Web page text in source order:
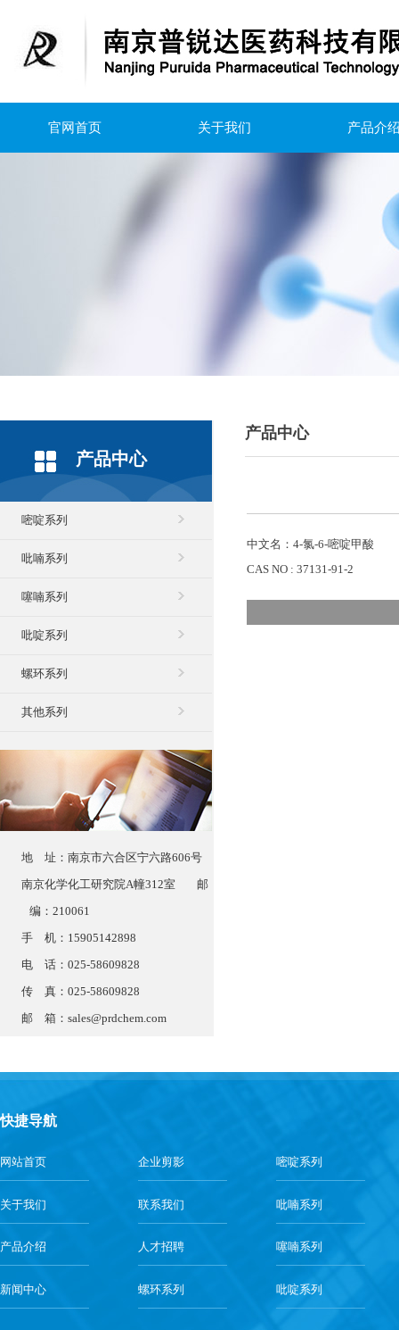
官网首页 关于我们 产品介
产品中心
嘧啶系列
吡喃系列
噻喃系列
吡啶系列
螺环系列
其他系列
地 址：南京市六合区宁六路606号
南京化学化工研究院A幢312室 邮
编：210061
手 机：15905142898
电 话：025-58609828
传 真：025-58609828
邮 箱： sales@prdchem.com
产品中心
中文名：4-氯-6-嘧啶甲酸
CAS NO : 37131-91-2
快捷导航
网站首页 企业剪影 嘧啶系列
关于我们 联系我们 吡喃系列
产品介绍 人才招聘 噻喃系列
新闻中心 螺环系列 吡啶系列